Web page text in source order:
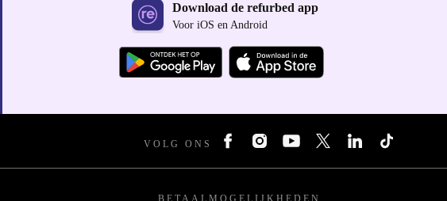
Download de refurbed app
Voor iOS en Android
VOLG ONS
BETAALMOGELIJKHEDEN